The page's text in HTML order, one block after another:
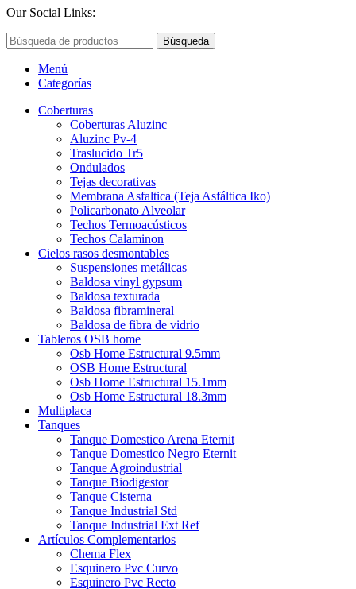
Our Social Links:
Búsqueda
Menú
Categorías
Coberturas
Coberturas Aluzinc
Aluzinc Pv-4
Traslucido Tr5
Ondulados
Tejas decorativas
Membrana Asfaltica (Teja Asfáltica Iko)
Policarbonato Alveolar
Techos Termoacústicos
Techos Calaminon
Cielos rasos desmontables
Suspensiones metálicas
Baldosa vinyl gypsum
Baldosa texturada
Baldosa fibramineral
Baldosa de fibra de vidrio
Tableros OSB home
Osb Home Estructural 9.5mm
OSB Home Estructural
Osb Home Estructural 15.1mm
Osb Home Estructural 18.3mm
Multiplaca
Tanques
Tanque Domestico Arena Eternit
Tanque Domestico Negro Eternit
Tanque Agroindustrial
Tanque Biodigestor
Tanque Cisterna
Tanque Industrial Std
Tanque Industrial Ext Ref
Artículos Complementarios
Chema Flex
Esquinero Pvc Curvo
Esquinero Pvc Recto